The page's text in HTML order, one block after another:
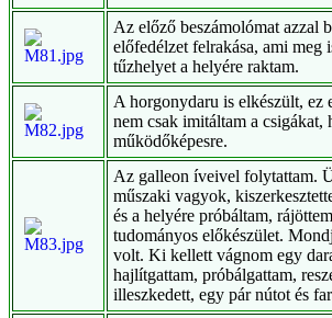
Az előző beszámolómat azzal
előfedélzet felrakása, ami meg
tűzhelyet a helyére raktam.
A horgonydaru is elkészült,
nem csak imitáltam a csigákat,
működőképesre.
Az galleon íveivel folytattam.
műszaki vagyok,
és a helyére próbáltam,
tudományos előkészület.
volt. Ki kellett vágnom egy
hajlítgattam, próbálgattam,
illeszkedett, egy pár nútot és